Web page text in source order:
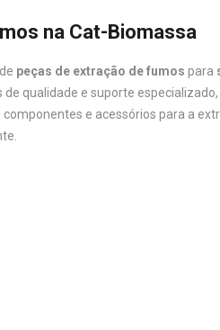
na Cat-Biomassa
peças de extração de fumos para
qualidade e suporte
e acessórios para a